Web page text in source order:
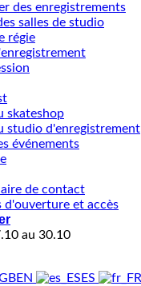
des enregistrements
salles de studio
régie
skateshop
studio d'enregistrement
événements
de contact
d'ouverture et accès
au 30.10
EN ES